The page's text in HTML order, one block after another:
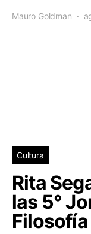
Mauro Goldman
Cultura
Rita
las 5°